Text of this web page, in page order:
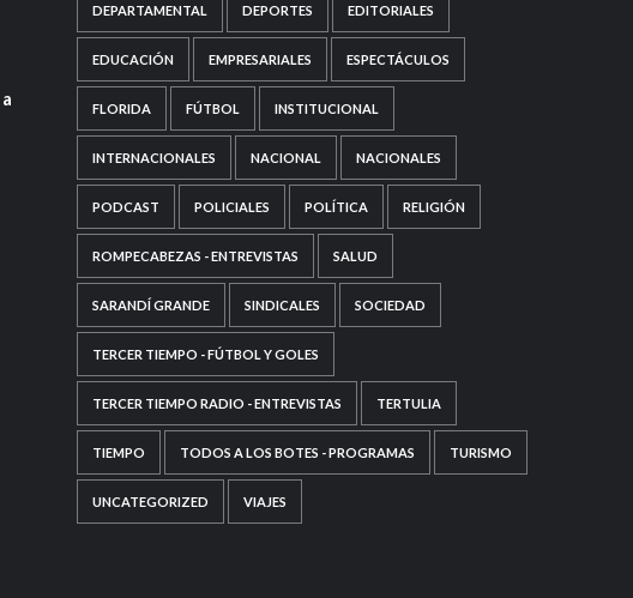
DEPARTAMENTAL DEPORTES EDITORIALES
EDUCACIÓN EMPRESARIALES ESPECTÁCULOS
FLORIDA FÚTBOL INSTITUCIONAL
INTERNACIONALES NACIONAL NACIONALES
PODCAST POLICIALES POLÍTICA RELIGIÓN
ROMPECABEZAS - ENTREVISTAS SALUD
SARANDÍ GRANDE SINDICALES SOCIEDAD
TERCER TIEMPO - FÚTBOL Y GOLES
TERCER TIEMPO RADIO - ENTREVISTAS TERTULIA
TIEMPO TODOS A LOS BOTES - PROGRAMAS TURISMO
UNCATEGORIZED VIAJES